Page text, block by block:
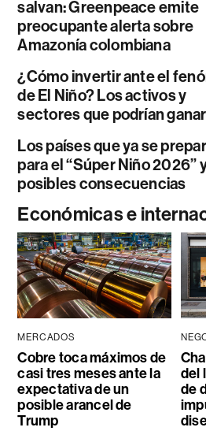
salvan: Greenpeace emite
preocupante alerta sobre
Amazonía colombiana
¿Cómo invertir ante el
de El Niño? Los activos y
sectores que podrían ganar
Los países que ya se
para el “Súper Niño 2026”
posibles consecuencias
Económicas e
MERCADOS
Cobre toca máximos de
casi tres meses ante la
expectativa de un
posible arancel de
Trump
del
de